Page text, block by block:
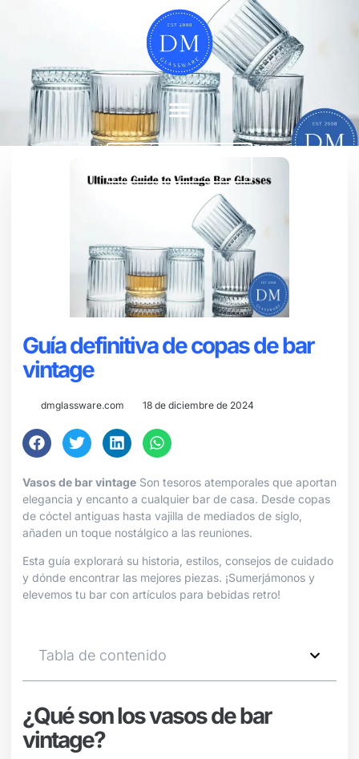
Guía definitiva de copas de bar
vintage
dmglassware.com 18 de diciembre de 2024
Vasos de bar vintage Son tesoros atemporales que aportan
elegancia y encanto a cualquier bar de casa. Desde copas
de cóctel antiguas hasta vajilla de mediados de siglo,
añaden un toque nostálgico a las reuniones.
Esta guía explorará su historia, estilos, consejos de cuidado
y dónde encontrar las mejores piezas. ¡Sumerjámonos y
elevemos tu bar con artículos para bebidas retro!
Tabla de contenido
¿Qué son los vasos de bar
vintage?